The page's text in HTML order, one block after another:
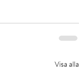
Visa alla